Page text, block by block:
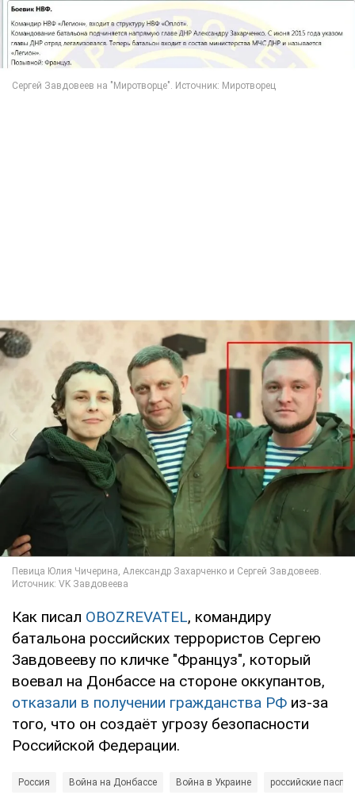
Как писал OBOZREVATEL, командиру
батальона российских террористов Сергею
Завдовееву по кличке "Француз", который
воевал на Донбассе на стороне оккупантов,
отказали в получении гражданства РФ из-за
того, что он создаёт угрозу безопасности
Российской Федерации.
Россия Война на Донбассе Война в Украине российские